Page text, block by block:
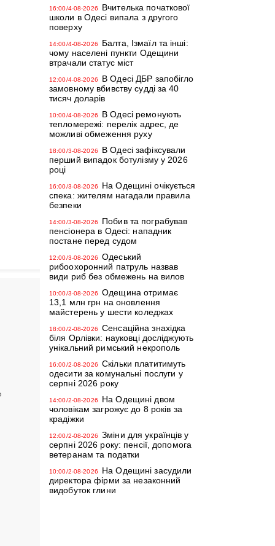
16:00/4-08-2026
Вчителька початкової
школи в Одесі випала з другого
поверху
14:00/4-08-2026
Балта, Ізмаїл та інші:
чому населені пункти Одещини
втрачали статус міст
12:00/4-08-2026
В Одесі ДБР запобігло
замовному вбивству судді за 40
тисяч доларів
10:00/4-08-2026
В Одесі ремонують
тепломережі: перелік адрес, де
можливі обмеження руху
18:00/3-08-2026
В Одесі зафіксували
перший випадок ботулізму у 2026
році
16:00/3-08-2026
На Одещині очікується
спека: жителям нагадали правила
безпеки
14:00/3-08-2026
Побив та пограбував
пенсіонера в Одесі: нападник
постане перед судом
12:00/3-08-2026
Одеський
рибоохоронний патруль назвав
види риб без обмежень на вилов
10:00/3-08-2026
Одещина отримає
13,1 млн грн на оновлення
майстерень у шести коледжах
18:00/2-08-2026
Сенсаційна знахідка
біля Орлівки: науковці досліджують
унікальний римський некрополь
16:00/2-08-2026
Скільки платитимуть
одесити за комунальні послуги у
серпні 2026 року
14:00/2-08-2026
На Одещині двом
чоловікам загрожує до 8 років за
крадіжки
12:00/2-08-2026
Зміни для українців у
серпні 2026 року: пенсії, допомога
ветеранам та податки
10:00/2-08-2026
На Одещині засудили
директора фірми за незаконний
видобуток глини